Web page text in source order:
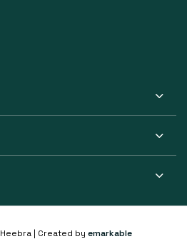
| Created by emarkable